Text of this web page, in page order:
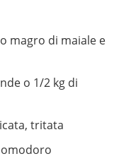
magro di maiale e
o 1/2 kg di
tritata